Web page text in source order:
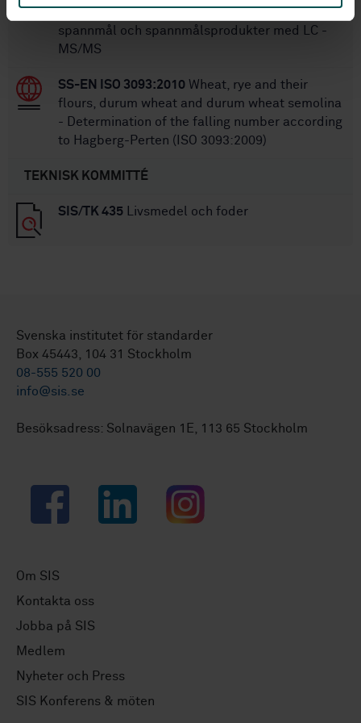
nivalenol (NIV) och T-2 och HT-2-toxin i
spannmål och spannmålsprodukter med LC -
MS/MS
SS-EN ISO 3093:2010 Wheat, rye and their
flours, durum wheat and durum wheat semolina
- Determination of the falling number according
to Hagberg-Perten (ISO 3093:2009)
TEKNISK KOMMITTÉ
SIS/TK 435 Livsmedel och foder
Svenska institutet för standarder
Box 45443, 104 31 Stockholm
08-555 520 00
info@sis.se
Besöksadress: Solnavägen 1E, 113 65 Stockholm
Facebook LinkedIn Instagram
Om SIS
Kontakta oss
Jobba på SIS
Medlem
Nyheter och Press
SIS Konferens & möten